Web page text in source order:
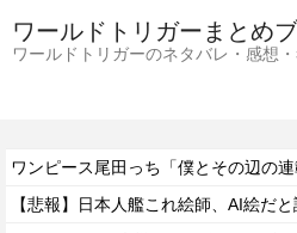
ワールドトリガーまとめ
ワールドトリガーのネタバレ・感想